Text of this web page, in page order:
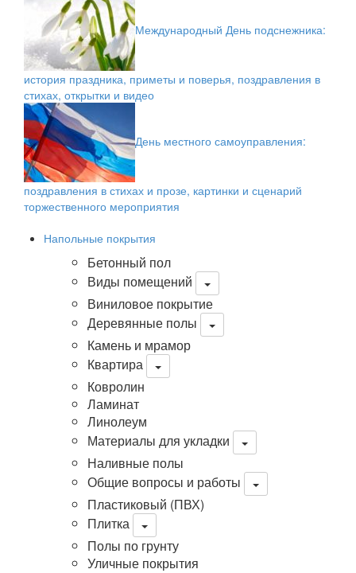
Международный День подснежника:
история праздника, приметы и поверья, поздравления в
стихах, открытки и видео
День местного самоуправления:
поздравления в стихах и прозе, картинки и сценарий
торжественного мероприятия
Напольные покрытия
Бетонный пол
Виды помещений
Виниловое покрытие
Деревянные полы
Камень и мрамор
Квартира
Ковролин
Ламинат
Линолеум
Материалы для укладки
Наливные полы
Общие вопросы и работы
Пластиковый (ПВХ)
Плитка
Полы по грунту
Уличные покрытия